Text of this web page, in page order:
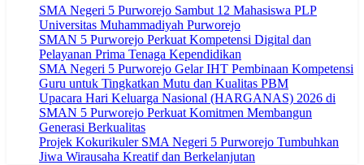
SMA Negeri 5 Purworejo Sambut 12 Mahasiswa PLP
Universitas Muhammadiyah Purworejo
SMAN 5 Purworejo Perkuat Kompetensi Digital dan
Pelayanan Prima Tenaga Kependidikan
SMA Negeri 5 Purworejo Gelar IHT Pembinaan Kompetensi
Guru untuk Tingkatkan Mutu dan Kualitas PBM
Upacara Hari Keluarga Nasional (HARGANAS) 2026 di
SMAN 5 Purworejo Perkuat Komitmen Membangun
Generasi Berkualitas
Projek Kokurikuler SMA Negeri 5 Purworejo Tumbuhkan
Jiwa Wirausaha Kreatif dan Berkelanjutan